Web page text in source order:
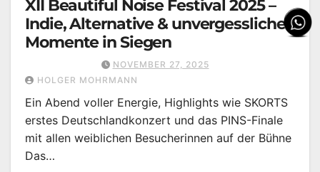
XII Beautiful Noise Festival 2025 –
Indie, Alternative & unvergessliche
Momente in Siegen
NOVEMBER 27, 2025
HOLGER MOHRMANN
Ein Abend voller Energie, Highlights wie SKORTS
erstes Deutschlandkonzert und das PINS-Finale
mit allen weiblichen Besucherinnen auf der Bühne
Das…